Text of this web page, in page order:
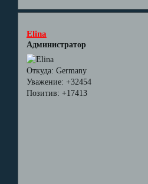
Elina
Администратор
Откуда: Germany
Уважение: +32454
Позитив: +17413